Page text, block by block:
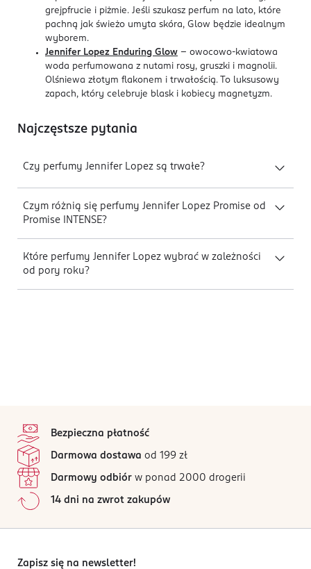
grejpfrucie i piżmie. Jeśli szukasz perfum na lato, które
pachną jak świeżo umyta skóra, Glow będzie idealnym
wyborem.
Jennifer Lopez Enduring Glow - owocowo-kwiatowa
woda perfumowana z nutami rosy, gruszki i magnolii.
Olśniewa złotym flakonem i trwałością. To luksusowy
zapach, który celebruje blask i kobiecy magnetyzm.
Najczęstsze pytania
Czy perfumy Jennifer Lopez są trwałe?
Czym różnią się perfumy Jennifer Lopez Promise od
Promise INTENSE?
Które perfumy Jennifer Lopez wybrać w zależności
od pory roku?
Bezpieczna płatność
Darmowa dostawa od 199 zł
Darmowy odbiór w ponad 2000 drogerii
14 dni na zwrot zakupów
Zapisz się na newsletter!